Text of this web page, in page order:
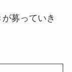
募っていき